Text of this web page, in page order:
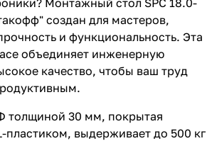
Монтажный стол SPC 18.0-
создан для мастеров,
и функциональность. Эта
объединяет инженерную
качество, чтобы ваш труд
толщиной 30 мм, покрытая
пластиком, выдерживает до 500 кг